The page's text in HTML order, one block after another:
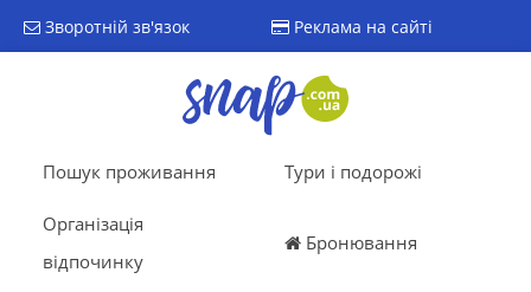
Зворотній зв'язок Реклама на сайті
Пошук проживання Тури і подорожі
Організація
відпочинку
Бронювання